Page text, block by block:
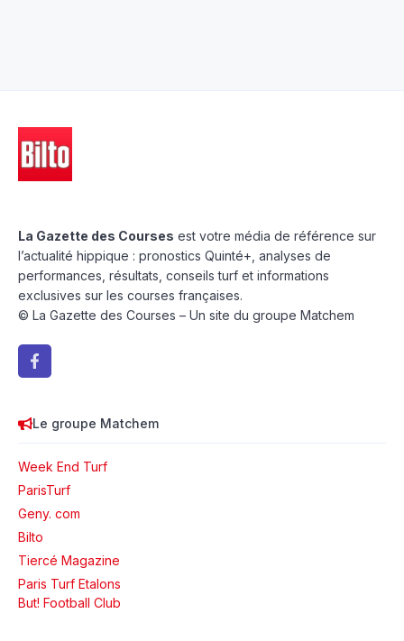
La Gazette des Courses est votre média de référence sur
l’actualité hippique : pronostics Quinté+, analyses de
performances, résultats, conseils turf et informations
exclusives sur les courses françaises.
© La Gazette des Courses – Un site du groupe Matchem
Le groupe Matchem
Week End Turf
ParisTurf
Geny. com
Bilto
Tiercé Magazine
Paris Turf Etalons
But! Football Club